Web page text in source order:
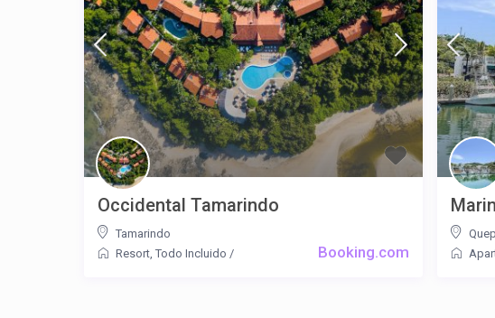
Booking.com
Occidental Tamarindo
Tamarindo
Resort, Todo Incluido /